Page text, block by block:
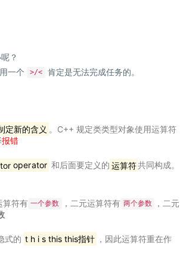
？
一个 >/<
肯定是无法完成任务的。
定新的含义 。C++ 规定类类型对象使用运算符
报错
operator 和后面要定义的 运算符共同构成。
算符有 一个参数 ，二元运算符有 两个参数
，二元
式的 t h i s thisthis指针 ，因此运算符重在作